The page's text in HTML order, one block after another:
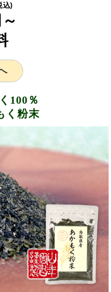
込)
100％
く粉末